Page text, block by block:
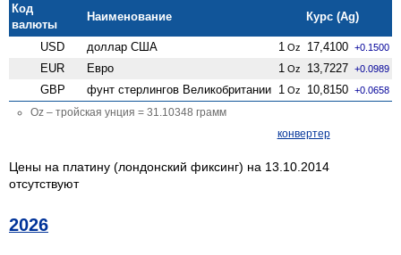
Код
валюты
Наименование Курс (Ag)
USD доллар США 1 Oz 17,4100 +0.1500
EUR Евро 1 Oz 13,7227 +0.0989
GBP фунт стерлингов Велико­британии 1 Oz 10,8150 +0.0658
Oz – тройская унция = 31.10348 грамм
конвертер
Цены на платину (лондонский фиксинг) на 13.10.2014
отсутствуют
2026